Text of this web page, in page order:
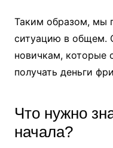
Таким образом, мы
ситуацию в общем.
новичкам, которые
получать деньги
Что нужно
начала?